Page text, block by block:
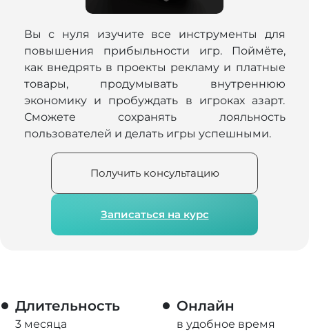
Вы с нуля изучите все инструменты для
повышения прибыльности игр. Поймёте,
как внедрять в проекты рекламу и платные
товары, продумывать внутреннюю
экономику и пробуждать в игроках азарт.
Сможете сохранять лояльность
пользователей и делать игры успешными.
Записаться на курс
Получить консультацию
Длительность
3 месяца
Онлайн
в удобное время